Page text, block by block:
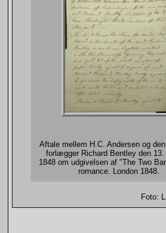
Aftale mellem H.C. Andersen og
forlægger Richard Bentley den 13.
1848 om udgivelsen af "The Two
romance. London 1848.
Foto: